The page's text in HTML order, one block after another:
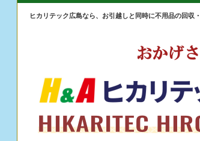
ヒカリテック広島なら、お引越しと同時に不用品の回収